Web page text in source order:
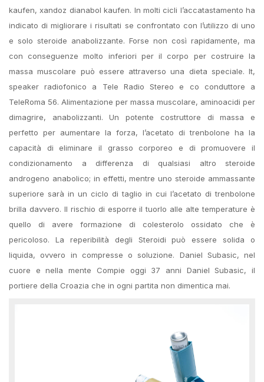
kaufen, xandoz dianabol kaufen. In molti cicli l’accatastamento ha
indicato di migliorare i risultati se confrontato con l’utilizzo di uno
e solo steroide anabolizzante. Forse non così rapidamente, ma
con conseguenze molto inferiori per il corpo per costruire la
massa muscolare può essere attraverso una dieta speciale. It,
speaker radiofonico a Tele Radio Stereo e co conduttore a
TeleRoma 56. Alimentazione per massa muscolare, aminoacidi per
dimagrire, anabolizzanti. Un potente costruttore di massa e
perfetto per aumentare la forza, l’acetato di trenbolone ha la
capacità di eliminare il grasso corporeo e di promuovere il
condizionamento a differenza di qualsiasi altro steroide
androgeno anabolico; in effetti, mentre uno steroide ammassante
superiore sarà in un ciclo di taglio in cui l’acetato di trenbolone
brilla davvero. Il rischio di esporre il tuorlo alle alte temperature è
quello di avere formazione di colesterolo ossidato che è
pericoloso. La reperibilità degli Steroidi può essere solida o
liquida, ovvero in compresse o soluzione. Daniel Subasic, nel
cuore e nella mente Compie oggi 37 anni Daniel Subasic, il
portiere della Croazia che in ogni partita non dimentica mai.